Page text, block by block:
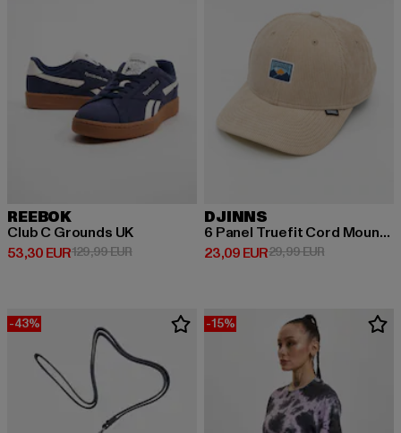
REEBOK
Club C Grounds UK
53,30 EUR
Derzeitiger Preis: 53,30 EUR
129,99 EURAktionspreis: 129,99 EUR
DJINNS
6 Panel Truefit Cord Mountains
23,09 EUR
Derzeitiger Preis: 23,09 EUR
29,99 EURAktionspreis:
-43% -15%